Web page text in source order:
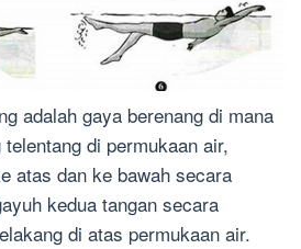
adalah gaya berenang di mana
di permukaan air,
atas dan ke bawah secara
kedua tangan secara
di atas permukaan air.